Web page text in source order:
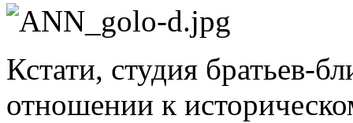
Кстати, студия братьев-
отношении к